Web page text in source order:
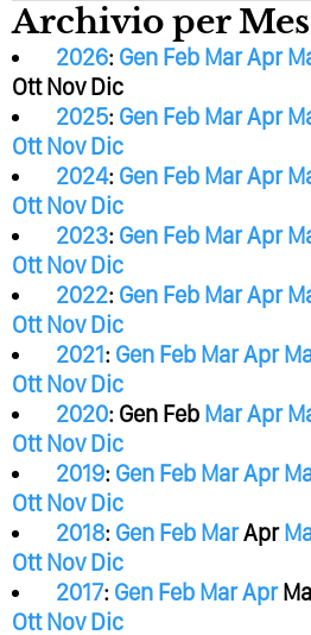
Archivio per
2026: Gen Feb MarApr
Ott Nov Dic
2025: Gen Feb MarApr
Ott Nov Dic
2024: Gen Feb MarApr
Ott Nov Dic
2023: Gen Feb MarApr
Ott Nov Dic
2022: Gen Feb MarApr
Ott Nov Dic
2021: Gen Feb MarApr
Ott Nov Dic
2020: Gen Feb MarApr
Ott Nov Dic
2019: Gen Feb MarApr
Ott Nov Dic
2018: Gen Feb MarApr
Ott Nov Dic
2017: Gen Feb MarApr
Ott Nov Dic